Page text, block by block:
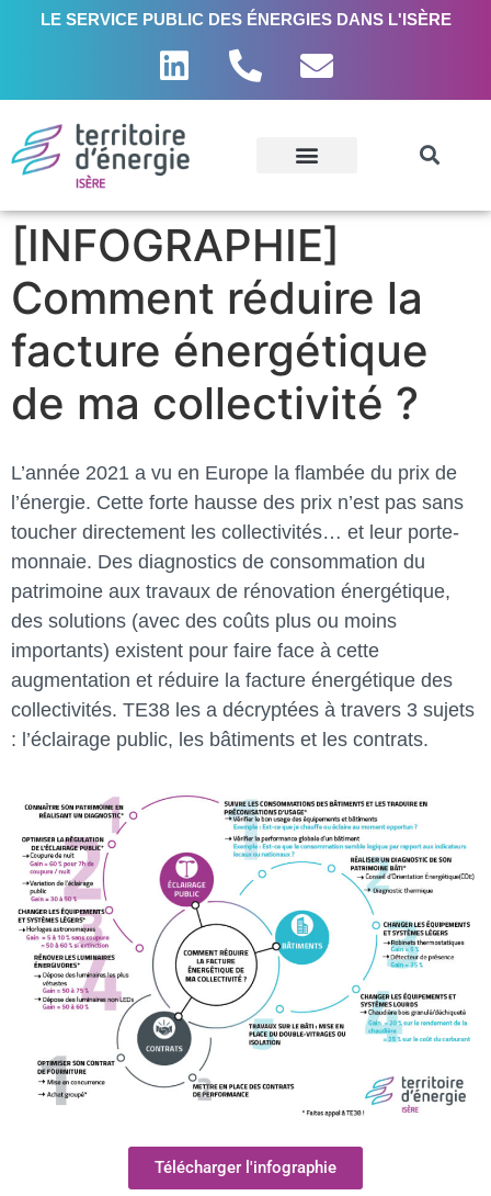
LE SERVICE PUBLIC DES ÉNERGIES DANS L'ISÈRE
[INFOGRAPHIE]
Comment réduire la
facture énergétique
de ma collectivité ?
L’année 2021 a vu en Europe la flambée du prix de
l’énergie. Cette forte hausse des prix n’est pas sans
toucher directement les collectivités… et leur porte-
monnaie. Des diagnostics de consommation du
patrimoine aux travaux de rénovation énergétique,
des solutions (avec des coûts plus ou moins
importants) existent pour faire face à cette
augmentation et réduire la facture énergétique des
collectivités. TE38 les a décryptées à travers 3 sujets
: l’éclairage public, les bâtiments et les contrats.
Télécharger l'infographie